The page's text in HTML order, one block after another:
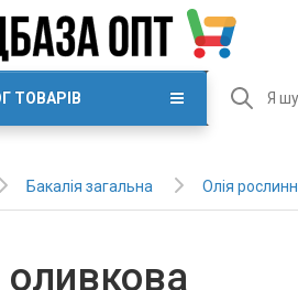
ТОВАРІВ
Бакалія загальна Олія
оливкова